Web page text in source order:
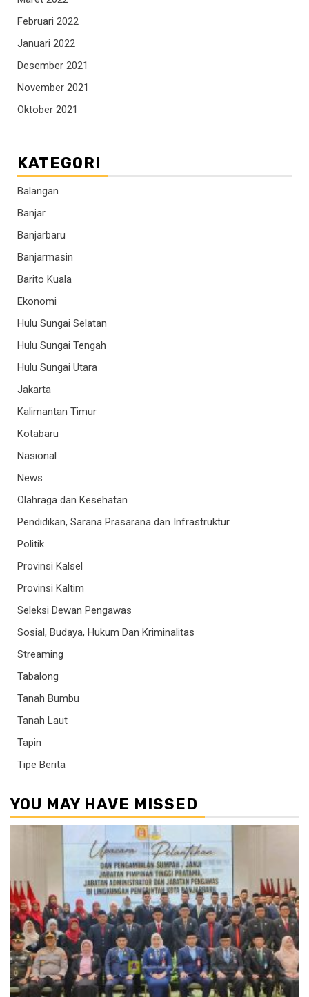
Februari 2022
Januari 2022
Desember 2021
November 2021
Oktober 2021
KATEGORI
Balangan
Banjar
Banjarbaru
Banjarmasin
Barito Kuala
Ekonomi
Hulu Sungai Selatan
Hulu Sungai Tengah
Hulu Sungai Utara
Jakarta
Kalimantan Timur
Kotabaru
Nasional
News
Olahraga dan Kesehatan
Pendidikan, Sarana Prasarana dan Infrastruktur
Politik
Provinsi Kalsel
Provinsi Kaltim
Seleksi Dewan Pengawas
Sosial, Budaya, Hukum Dan Kriminalitas
Streaming
Tabalong
Tanah Bumbu
Tanah Laut
Tapin
Tipe Berita
YOU MAY HAVE MISSED